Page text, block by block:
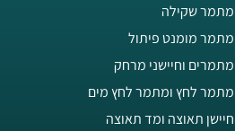
מתמר שקילה
מתמר מומנט פיתול
מתמרים וחיישני מרחק
מתמר לחץ ומתמר לחץ מים
חיישן תאוצה ומד תאוצה